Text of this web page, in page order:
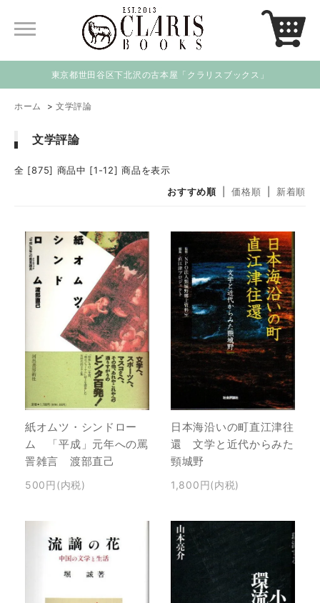
東京都世田谷区下北沢の古本屋「クラリスブックス」
ホーム > 文学評論
文学評論
全 [875] 商品中 [1-12] 商品を表示
おすすめ順
価格順 新着順
紙オムツ・シンドロー
ム 「平成」元年への罵
詈雑言 渡部直己
500円(内税)
日本海沿いの町直江津往
還 文学と近代からみた
頸城野
1,800円(内税)